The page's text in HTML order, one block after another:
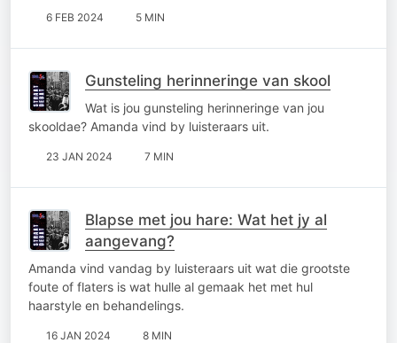
6 FEB 2024 5 MIN
Gunsteling herinneringe van skool
Wat is jou gunsteling herinneringe van jou
skooldae? Amanda vind by luisteraars uit.
23 JAN 2024 7 MIN
Blapse met jou hare: Wat het jy al
aangevang?
Amanda vind vandag by luisteraars uit wat die grootste
foute of flaters is wat hulle al gemaak het met hul
haarstyle en behandelings.
16 JAN 2024 8 MIN